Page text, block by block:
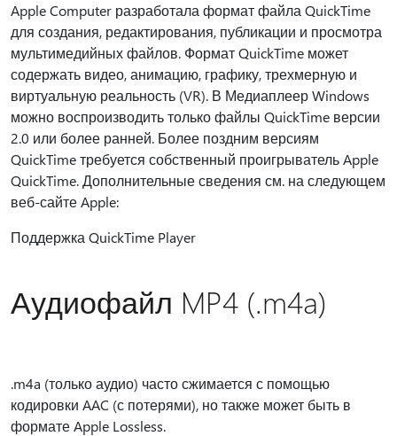
Apple Computer разработала формат файла QuickTime
для создания, редактирования, публикации и просмотра
мультимедийных файлов. Формат QuickTime может
содержать видео, анимацию, графику, трехмерную и
виртуальную реальность (VR). В Медиаплеер Windows
можно воспроизводить только файлы QuickTime версии
2.0 или более ранней. Более поздним версиям
QuickTime требуется собственный проигрыватель Apple
QuickTime. Дополнительные сведения см. на следующем
веб-сайте Apple:
Поддержка QuickTime Player
Аудиофайл MP4 (.m4a)
.m4a (только аудио) часто сжимается с помощью
кодировки AAC (с потерями), но также может быть в
формате Apple Lossless.